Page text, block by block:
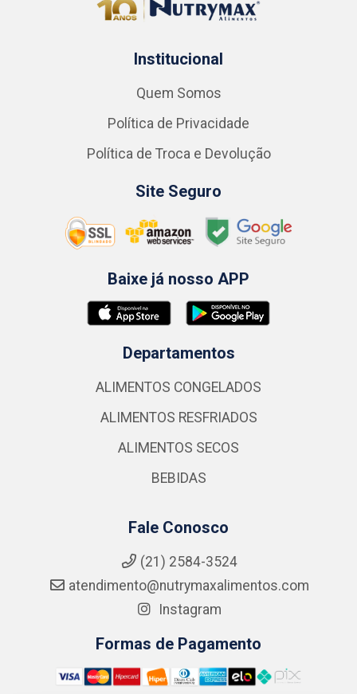
Institucional
Quem Somos
Política de Privacidade
Política de Troca e Devolução
Site Seguro
Baixe já nosso APP
Departamentos
ALIMENTOS CONGELADOS
ALIMENTOS RESFRIADOS
ALIMENTOS SECOS
BEBIDAS
Fale Conosco
(21) 2584-3524
atendimento@nutrymaxalimentos.com
Instagram
Formas de Pagamento